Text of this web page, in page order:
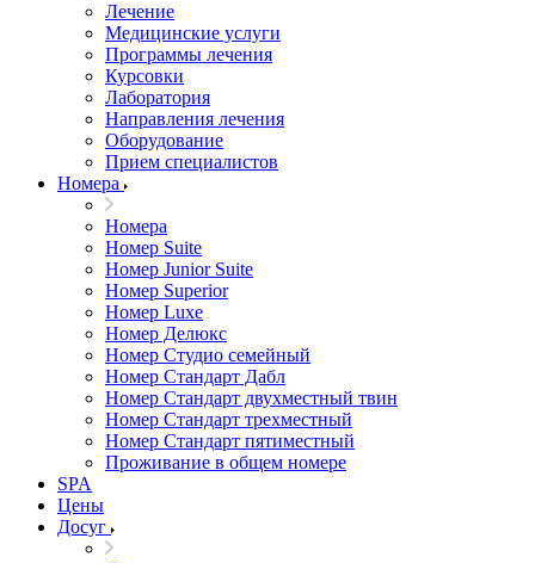
Лечение
Медицинские услуги
Программы лечения
Курсовки
Лаборатория
Направления лечения
Оборудование
Прием специалистов
Номера
Номера
Номер Suite
Номер Junior Suite
Номер Superior
Номер Luxe
Номер Делюкс
Номер Студио семейный
Номер Стандарт Дабл
Номер Стандарт двухместный твин
Номер Стандарт трехместный
Номер Стандарт пятиместный
Проживание в общем номере
SPA
Цены
Досуг